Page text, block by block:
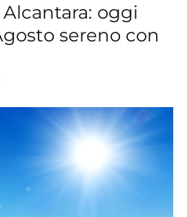
oggi
sereno con